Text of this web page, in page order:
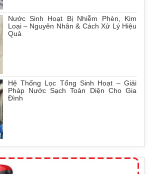
Nước Sinh Hoạt Bị Nhiễm Phèn, Kim
Loại – Nguyên Nhân & Cách Xử Lý Hiệu
Quả
Hệ Thống Lọc Tổng Sinh Hoạt – Giải
Pháp Nước Sạch Toàn Diện Cho Gia
Đình